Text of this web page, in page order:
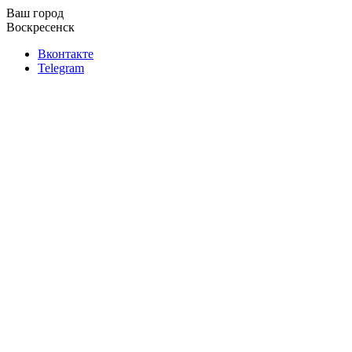
Ваш город
Воскресенск
Вконтакте
Telegram